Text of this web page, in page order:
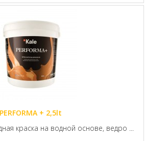
PERFORMA + 2,5lt
краска на водной основе, ведро ...